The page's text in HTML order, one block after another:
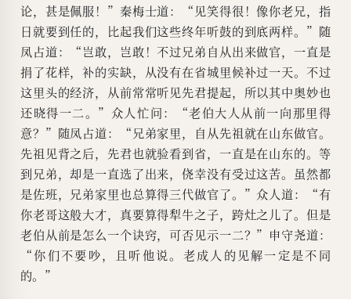
论，甚是佩服！”秦梅士道：“见笑得很！像你老兄，指
日就要到任的，比起我们这些终年听鼓的到底两样。”随
凤占道：“岂敢，岂敢！不过兄弟自从出来做官，一直是
捐了花样，补的实缺，从没有在省城里候补过一天。不过
这里头的经济，从前常常听见先君提起，所以其中奥妙也
还晓得一二。”众人忙问：“老伯大人从前一向那里得
意？”随凤占道：“兄弟家里，自从先祖就在山东做官。
先祖见背之后，先君也就验看到省，一直是在山东的。等
到兄弟，却是一直选了出来，侥幸没有受过这苦。虽然都
是佐班，兄弟家里也总算得三代做官了。”众人道：“有
你老哥这般大才，真要算得犁牛之子，跨灶之儿了。但是
老伯从前是怎么一个诀窍，可否见示一二？”申守尧道：
“你们不要吵，且听他说。老成人的见解一定是不同
的。”